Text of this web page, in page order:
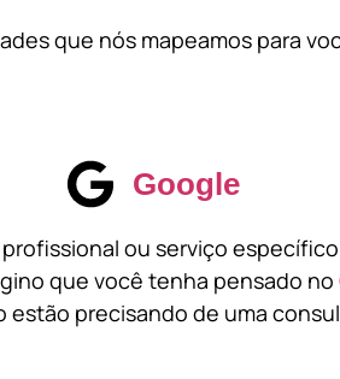
que nós mapeamos para
Google
ou serviço
que você tenha pensado no
precisando de uma